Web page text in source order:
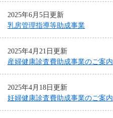
2025年6月5日更新
乳房管理指導等助成事業
2025年4月21日更新
産婦健康診査費助成事業のご案内
2025年4月18日更新
妊婦健康診査費助成事業のご案内